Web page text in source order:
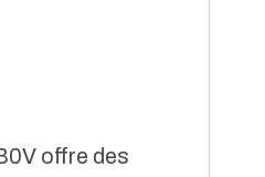
offre des